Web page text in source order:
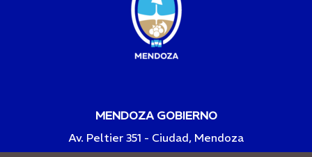
MENDOZA GOBIERNO
Av. Peltier 351 - Ciudad, Mendoza